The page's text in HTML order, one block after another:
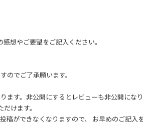
想やご要望をご記入ください。
でご了承願います。
す。非公開にするとレビューも非公開になり
けます。
ができなくなりますので、 お早めのご記入